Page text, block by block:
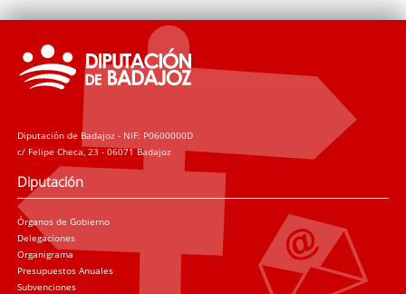
Diputación de Badajoz - NIF: P0600000D
c/ Felipe Checa, 23 - 06071 Badajoz
Diputación
Órganos de Gobierno
Delegaciones
Organigrama
Presupuestos Anuales
Subvenciones